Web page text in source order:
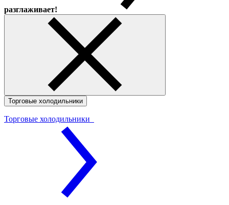
разглаживает!
Торговые холодильники
Торговые холодильники